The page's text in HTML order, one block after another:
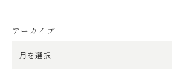
アーカイブ